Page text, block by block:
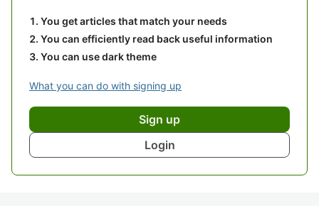
You get articles that match your needs
You can efficiently read back useful information
You can use dark theme
What you can do with signing up
Sign up
Login